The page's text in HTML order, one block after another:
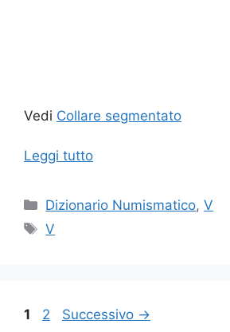
Vedi Collare segmentato
Leggi tutto
Categorie
Dizionario Numismatico,V
Tag
V
Pagina
1 Pagina
2 Successivo →